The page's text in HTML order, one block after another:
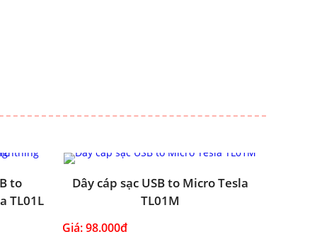
to
TL01L
Dây cáp sạc USB to Micro Tesla
TL01M
Giá: 98.000đ